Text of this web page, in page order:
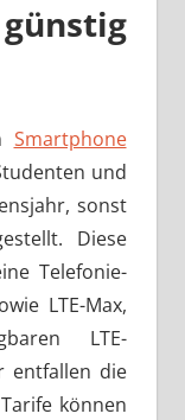
Smartphone
und
sonst
Diese
Telefonie-
LTE-Max,
LTE-
entfallen die
können